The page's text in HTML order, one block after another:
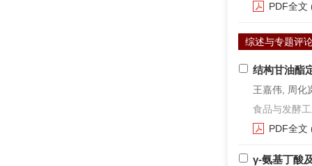
PDF全文
综述与专题评
结构甘油酯
王嘉伟, 周化
食品与发酵
PDF全文
γ-氨基丁酸